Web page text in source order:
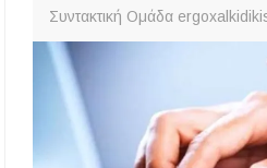
Συντακτική Ομάδα